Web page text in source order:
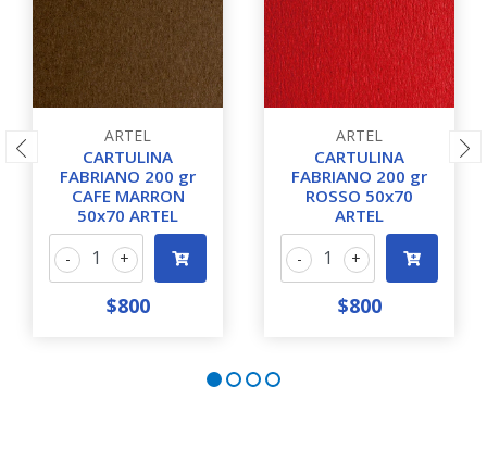
ARTEL
CARTULINA
FABRIANO 200 gr
CAFE MARRON
50x70 ARTEL
+
-
$800
ARTEL
CARTULINA
FABRIANO 200 gr
ROSSO 50x70
ARTEL
+
-
$800